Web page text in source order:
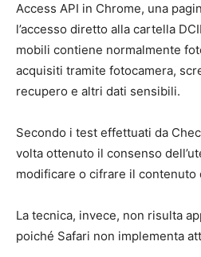
Access API in Chrome, una
l’accesso diretto alla cartella
mobili contiene normalmente
acquisiti tramite fotocamera,
recupero e altri dati sensibili.
Secondo i test effettuati da
volta ottenuto il consenso
modificare o cifrare il contenuto
La tecnica, invece, non risulta
poiché Safari non implementa